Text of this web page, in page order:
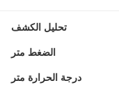
تحليل الكشف
الضغط متر
درجة الحرارة متر